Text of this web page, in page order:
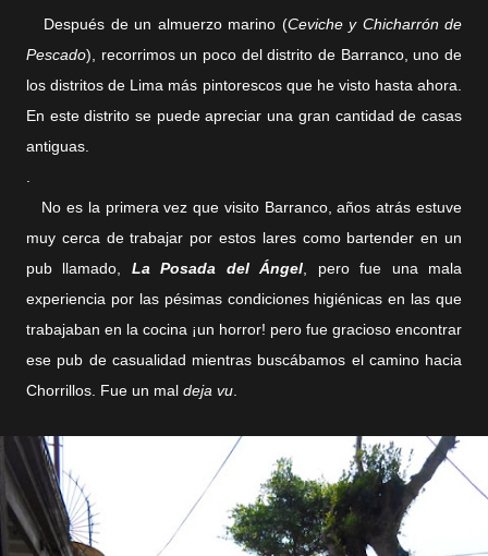
Después de un almuerzo marino (Ceviche y Chicharrón de
Pescado), recorrimos un poco del distrito de Barranco, uno de
los distritos de Lima más pintorescos que he visto hasta ahora.
En este distrito se puede apreciar una gran cantidad de casas
antiguas.
No es la primera vez que visito Barranco, años atrás estuve
muy cerca de trabajar por estos lares como bartender en un
pub llamado, La Posada del Ángel
pero fue una mala
experiencia por las pésimas condiciones higiénicas en las que
trabajaban en la cocina ¡un horror! pero fue gracioso encontrar
ese pub de casualidad mientras buscábamos el camino hacia
Chorrillos. Fue un mal deja vu